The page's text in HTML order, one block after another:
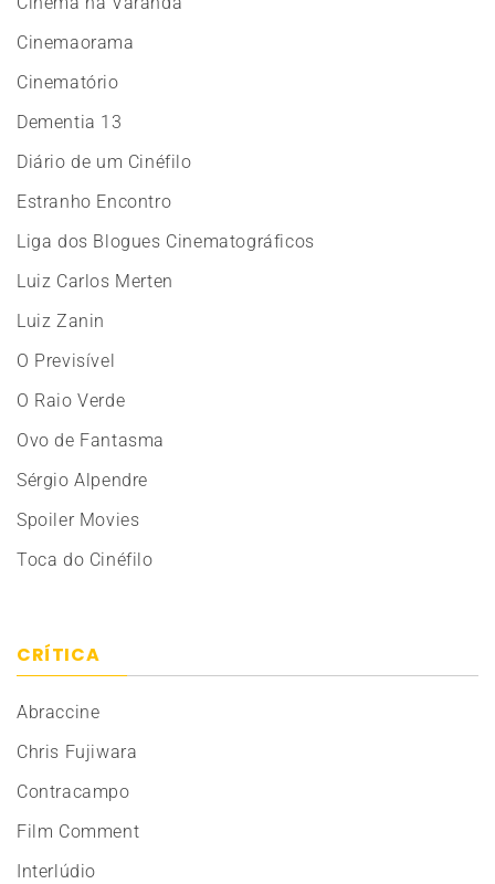
Cinemaorama
Cinematório
Dementia 13
Diário de um Cinéfilo
Estranho Encontro
Liga dos Blogues Cinematográficos
Luiz Carlos Merten
Luiz Zanin
O Previsível
O Raio Verde
Ovo de Fantasma
Sérgio Alpendre
Spoiler Movies
Toca do Cinéfilo
CRÍTICA
Abraccine
Chris Fujiwara
Contracampo
Film Comment
Interlúdio